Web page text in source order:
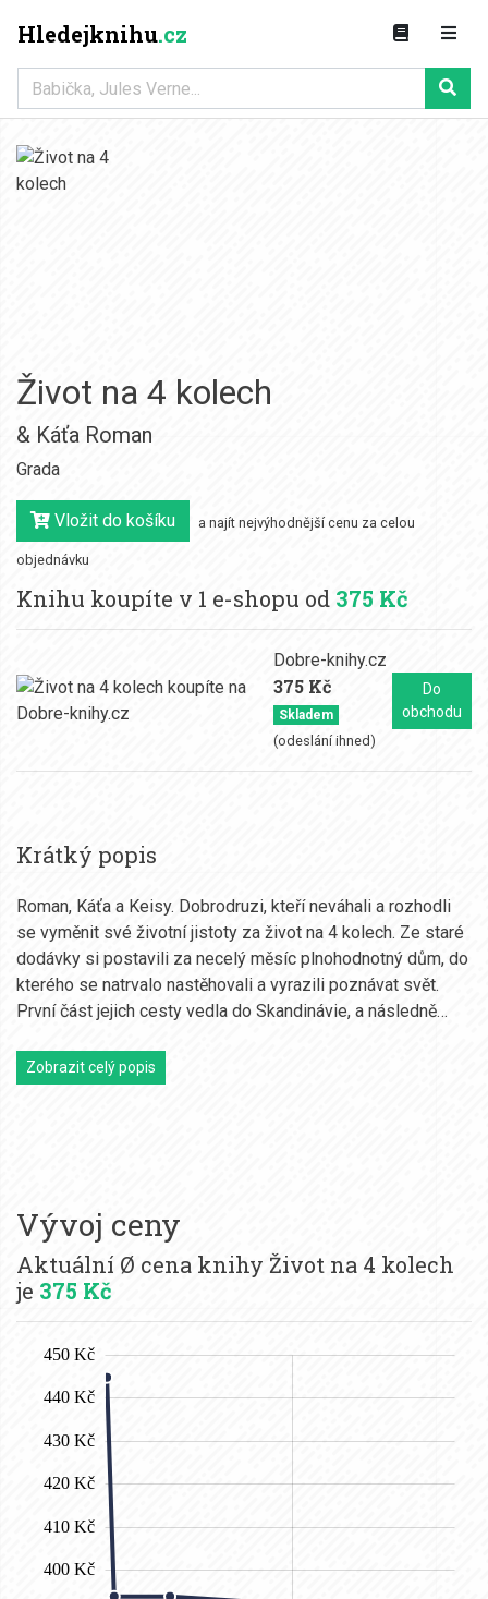
Hledejknihu.cz
Život na 4 kolech
& Káťa Roman
Grada
Vložit do košíku a najít nejvýhodnější cenu za celou
objednávku
Knihu koupíte v 1 e-shopu od 375 Kč
Dobre-knihy.cz
375 Kč
Skladem
(odeslání ihned)
Do
obchodu
Krátký popis
Roman, Káťa a Keisy. Dobrodruzi, kteří neváhali a rozhodli
se vyměnit své životní jistoty za život na 4 kolech. Ze staré
dodávky si postavili za necelý měsíc plnohodnotný dům, do
kterého se natrvalo nastěhovali a vyrazili poznávat svět.
První část jejich cesty vedla do Skandinávie, a následně…
Zobrazit celý popis
Vývoj ceny
Aktuální Ø cena knihy Život na 4 kolech
je 375 Kč